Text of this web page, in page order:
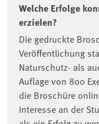
Welche Erfolge
erzielen?
Die gedruckte
Veröffentlichung
Naturschutz- als
Auflage von 800
die Broschüre
Interesse an der